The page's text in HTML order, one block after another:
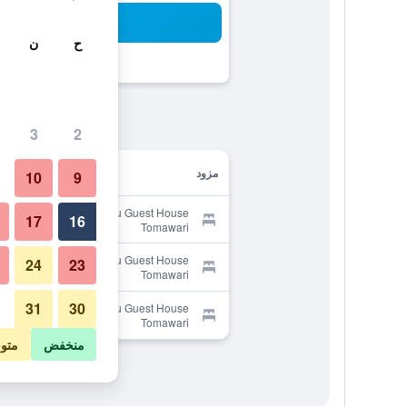
مزود
Provider for Minshuku Guest House
Tomawari
Provider for Minshuku Guest House
Tomawari
Provider for Minshuku Guest House
Tomawari
ح ن
2
3
9
10
16
17
23
24
30
31
منخفض